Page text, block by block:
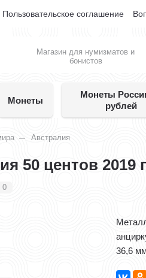
Пользовательское соглашение
Магазин для нумизматов и
бонистов
Монеты
Монеты
рублей
Австралия
50 центов 2019
0
36,6